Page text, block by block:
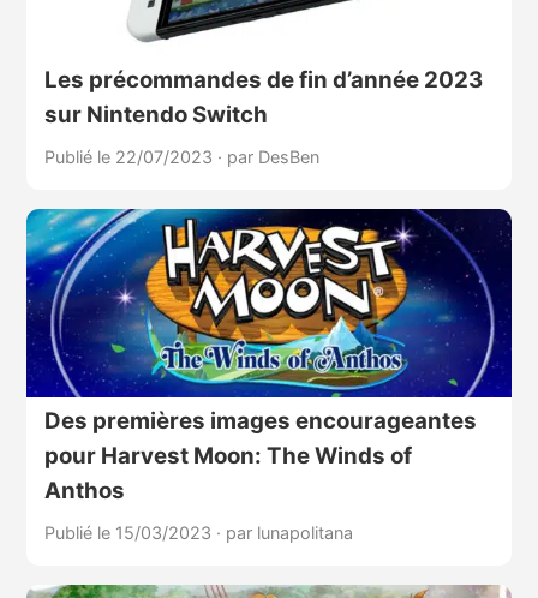
Les précommandes de fin d’année 2023
sur Nintendo Switch
Publié le 22/07/2023 · par DesBen
Des premières images encourageantes
pour Harvest Moon: The Winds of
Anthos
Publié le 15/03/2023 · par lunapolitana